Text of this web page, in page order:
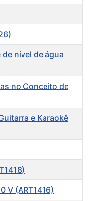
nível de água
no Conceito de
e Karaokê
V (ART1416)